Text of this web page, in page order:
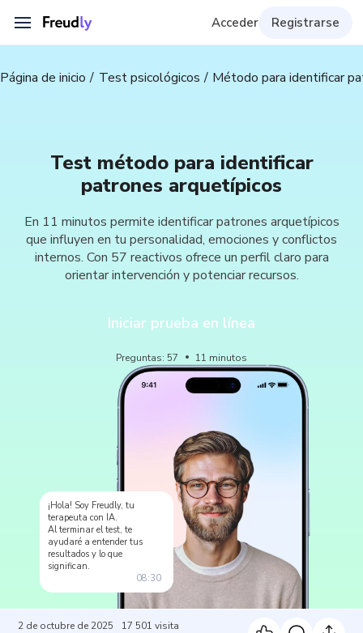
Acceder Registrarse
Página de inicio Test psicológicos Método para identificar
Test método para identificar
patrones arquetípicos
En 11 minutos permite identificar patrones arquetípicos
que influyen en tu personalidad, emociones y conflictos
internos. Con 57 reactivos ofrece un perfil claro para
orientar intervención y potenciar recursos.
Iniciar prueba en línea
Preguntas: 57 11 minutos
¡Hola! Soy Freudly, tu
terapeuta con IA.
Al terminar el test, te
ayudaré a entender tus
resultados y lo que
significan.
08:30
2 de octubre de 2025 17 501 visita